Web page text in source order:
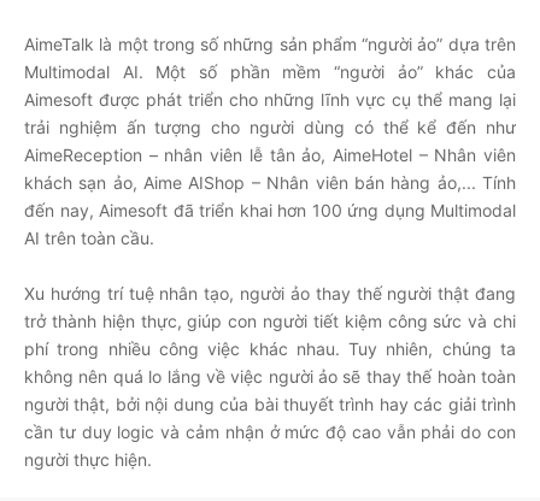
AimeTalk là một trong số những sản phẩm “người ảo” dựa trên
Multimodal AI. Một số phần mềm “người ảo” khác của
Aimesoft được phát triển cho những lĩnh vực cụ thể mang lại
trải nghiệm ấn tượng cho người dùng có thể kể đến như
AimeReception – nhân viên lễ tân ảo, AimeHotel– Nhân viên
khách sạn ảo, Aime AIShop – Nhân viên bán hàng ảo,... Tính
đến nay, Aimesoft đã triển khai hơn 100 ứng dụng Multimodal
AI trên toàn cầu.
Xu hướng trí tuệ nhân tạo, người ảo thay thế người thật đang
trở thành hiện thực, giúp con người tiết kiệm công sức và chi
phí trong nhiều công việc khác nhau. Tuy nhiên, chúng ta
không nên quá lo lắng về việc người ảo sẽ thay thế hoàn toàn
người thật, bởi nội dung của bài thuyết trình hay các giải trình
cần tư duy logic và cảm nhận ở mức độ cao vẫn phải do con
người thực hiện.